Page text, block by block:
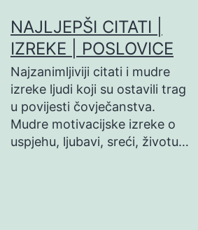
na
sadržaj
NAJLJEPŠI CITATI |
IZREKE | POSLOVICE
Najzanimljiviji citati i mudre
izreke ljudi koji su ostavili trag
u povijesti čovječanstva.
Mudre motivacijske izreke o
uspjehu, ljubavi, sreći, životu…